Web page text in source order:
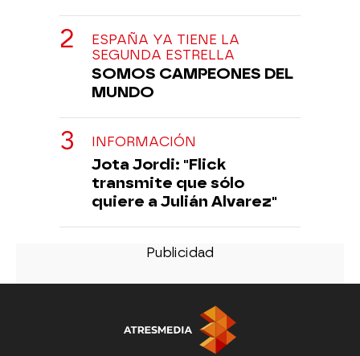
ESPAÑA YA TIENE LA
SEGUNDA ESTRELLA
SOMOS CAMPEONES DEL
MUNDO
INFORMACIÓN
Jota Jordi: "Flick
transmite que sólo
quiere a Julián Alvarez"